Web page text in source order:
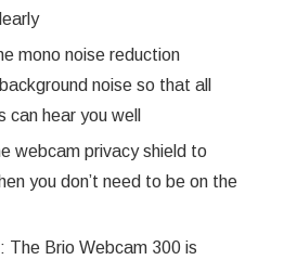
mono noise reduction
noise so that all
hear you well
webcam privacy shield to
you don’t need to be on the
The Brio Webcam 300 is